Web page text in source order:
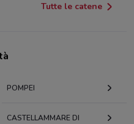
Tutte le catene
POMPEI
CASTELLAMMARE DI